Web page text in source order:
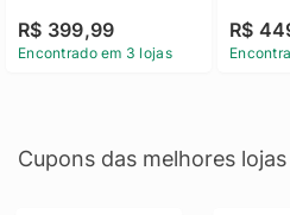
R$ 399,99
Encontrado em 3 lojas
R$
Cupons das melhores lojas